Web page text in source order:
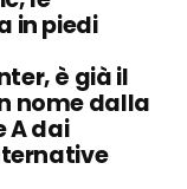
in piedi
è già il
nome dalla
A dai